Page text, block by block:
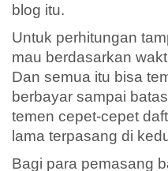
blog itu.
Untuk perhitungan
mau berdasarkan
Dan semua itu bisa
berbayar sampai
temen cepet-cepet
lama terpasang di
Bagi para pemasang